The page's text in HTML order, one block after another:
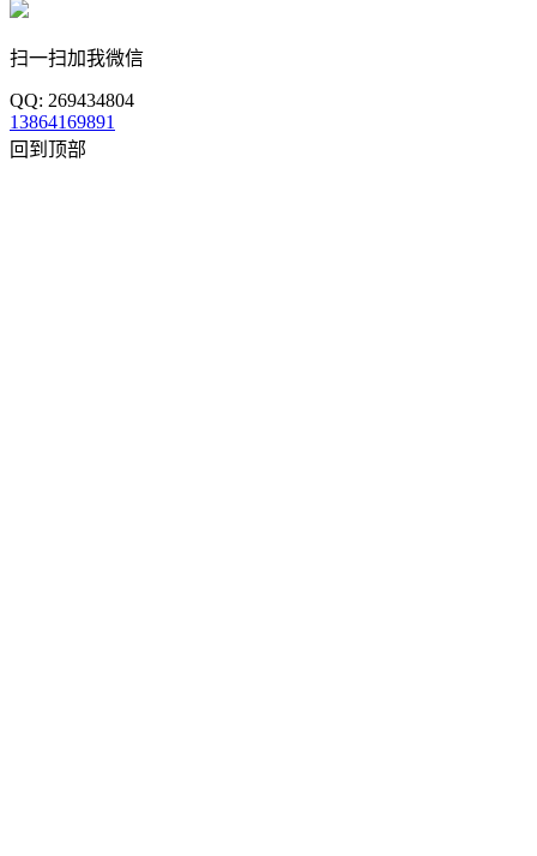
扫一扫加我微信
QQ: 269434804
13864169891
回到顶部